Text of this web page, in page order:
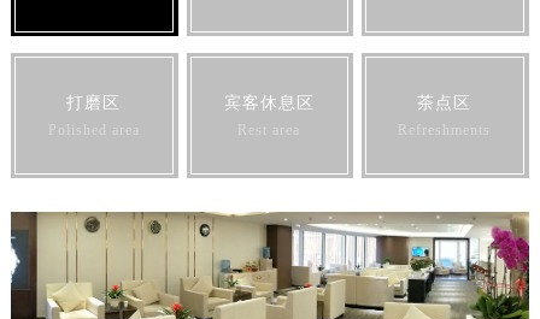
打磨区
Polished area
宾客休息区
Rest area
茶点区
Refreshments